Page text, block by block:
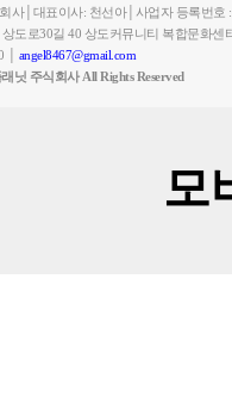
사│대표이사: 천선아│사업자 등록번호
도로30길 40 상도커뮤니티 복합문화
│ angel8467@gmail.com
닛 주식회사 All Rights Reserved
모